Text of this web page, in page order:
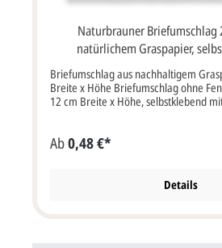
Naturbrauner Briefumschlag
natürlichem Graspapier,
Abziehstreifen
Briefumschlag aus nachhaltigem
Breite x Höhe Briefumschlag ohne
12 cm Breite x Höhe, selbstklebend
mindestens3 mm kleiner als die Kuverts
Ab0,48 €*
Details